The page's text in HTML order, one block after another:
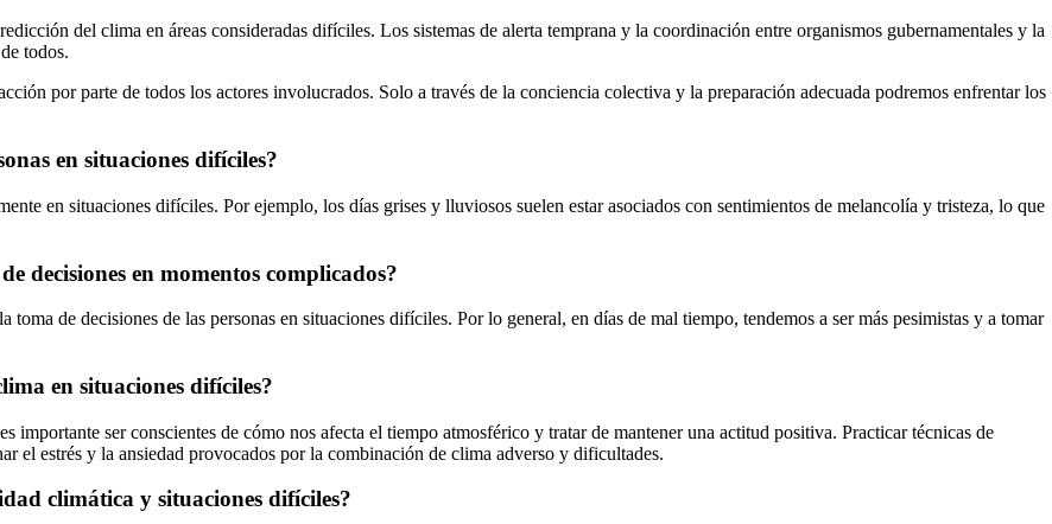
del clima en áreas consideradas difíciles. Los sistemas de alerta temprana y la coordinación entre organismos gubernamentales y la
todos.
por parte de todos los actores involucrados. Solo a través de la conciencia colectiva y la preparación adecuada podremos enfrentar los
en situaciones difíciles?
en situaciones difíciles. Por ejemplo, los días grises y lluviosos suelen estar asociados con sentimientos de melancolía y tristeza, lo que
decisiones en momentos complicados?
de decisiones de las personas en situaciones difíciles. Por lo general, en días de mal tiempo, tendemos a ser más pesimistas y a tomar
en situaciones difíciles?
importante ser conscientes de cómo nos afecta el tiempo atmosférico y tratar de mantener una actitud positiva. Practicar técnicas de
el estrés y la ansiedad provocados por la combinación de clima adverso y dificultades.
climática y situaciones difíciles?